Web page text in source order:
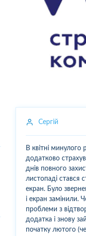
Сергій
В квітні
додатково
днів повного
листопаді стався
екран. Було
і екран замінили.
проблеми з
додатка і знову
початку лютого